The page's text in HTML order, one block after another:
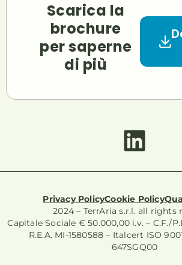
Scarica la
brochure
per saperne
di più
Privacy PolicyCookie Policy
2024 – TerrAria s.r.l. all rights
Capitale Sociale € 50.000,00 i.v. – C.F./
R.E.A. MI-1580588 – Italcert ISO
647SGQ00